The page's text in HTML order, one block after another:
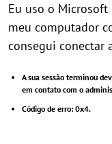
Eu uso o Microsoft
meu computador
consegui conectar
A sua sessão terminou
em contato com o
Código de erro: 0x4.